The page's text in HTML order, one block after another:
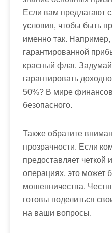
Если вам предлагают
условия, чтобы быть
именно так.
гарантированной
красный флаг.
гарантировать
50%? В мире
безопасного.
Также обратите
прозрачности. Если
предоставляет
операциях, это может
мошенничества.
готовы поделиться
на ваши вопросы.